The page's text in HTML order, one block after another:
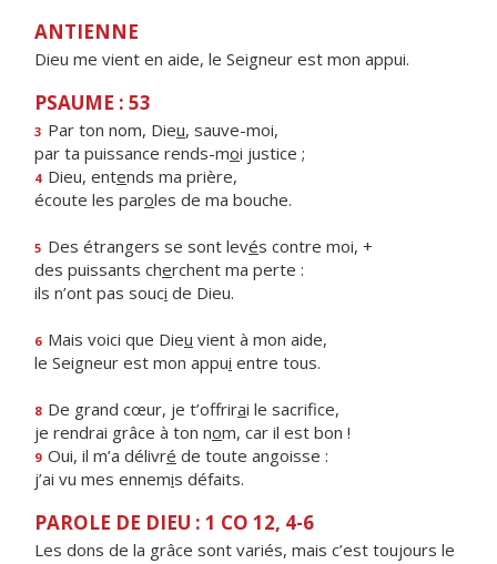
ANTIENNE
Dieu me vient en aide, le Seigneur est mon appui.
PSAUME : 53
3 Par ton nom, Dieu, sauve-moi,
par ta puissance rends-moi justice ;
4 Dieu, entends ma prière,
écoute les paroles de ma bouche.
5 Des étrangers se sont levés contre moi, +
des puissants cherchent ma perte :
ils n’ont pas souci de Dieu.
6 Mais voici que Dieu vient à mon aide,
le Seigneur est mon appui entre tous.
8 De grand cœur, je t’offrirai le sacrifice,
je rendrai grâce à ton nom, car il est bon !
9 Oui, il m’a délivré de toute angoisse :
j’ai vu mes ennemis défaits.
PAROLE DE DIEU : 1 CO 12, 4-6
Les dons de la grâce sont variés, mais c’est toujours le